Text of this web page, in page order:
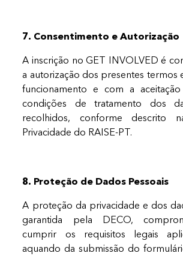
7. Consentimento e Autorização
A inscrição no GET INVOLVED é
a autorização dos presentes termos
funcionamento e com a
condições de tratamento dos
recolhidos, conforme descrito
Privacidade do RAISE-PT.
8. Proteção de Dados Pessoais
A proteção da privacidade e dos
garantida pela DECO,
cumprir os requisitos legais
aquando da submissão do